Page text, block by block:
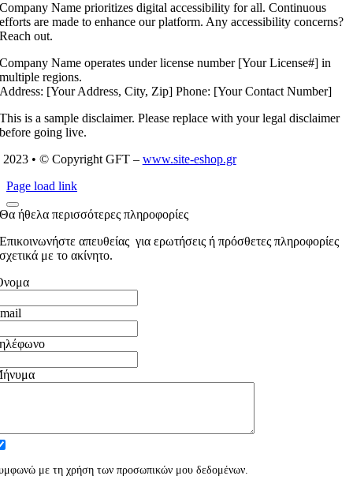
Company Name prioritizes digital accessibility for all. Continuous
efforts are made to enhance our platform. Any accessibility concerns?
Reach out.
Company Name operates under license number [Your License#] in
multiple regions.
Address: [Your Address, City, Zip] Phone: [Your Contact Number]
This is a sample disclaimer. Please replace with your legal disclaimer
before going live.
2023 • © Copyright GFT – www.site-eshop.gr
Page load link
Θα ήθελα περισσότερες πληροφορίες
Επικοινωνήστε απευθείας για ερωτήσεις ή πρόσθετες πληροφορίες
σχετικά με το ακίνητο.
με τη χρήση των προσωπικών μου δεδομένων.